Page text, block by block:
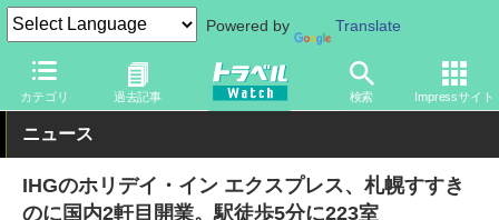
Powered by Translate
カテゴリ 過去記事 検索 Impressサイト
トラベル Watch 地域 国内旅行 北海道
ニュース
IHGのホリデイ・イン エクスプレス、札幌すすき
のに国内2軒目開業。駅徒歩5分に223室